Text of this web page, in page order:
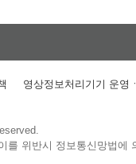
영상정보처리기기 운영
위반시 정보통신망법에